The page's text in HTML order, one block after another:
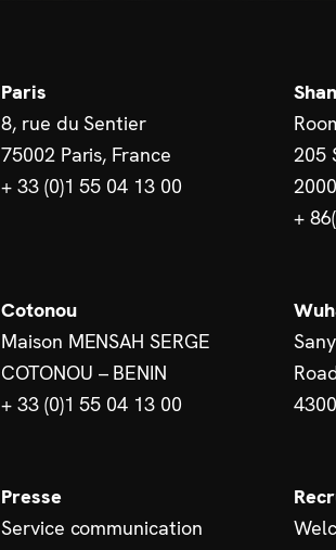
Paris
8, rue du Sentier
75002 Paris, France
+ 33 (0)1 55 04 13 00
205
+
Cotonou
Maison MENSAH SERGE
COTONOU – BENIN
+ 33 (0)1 55 04 13 00
Presse
Service communication